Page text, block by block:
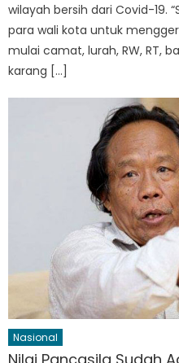
wilayah bersih dari Covid-19.
para wali kota untuk
mulai camat, lurah, RW, RT,
karang […]
Nasional